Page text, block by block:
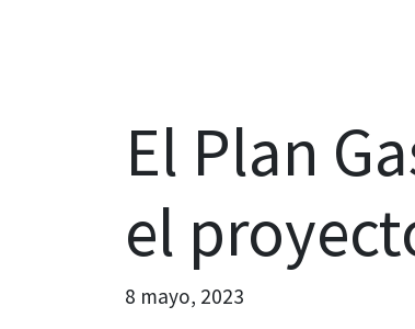
El Plan
el
8 mayo, 2023